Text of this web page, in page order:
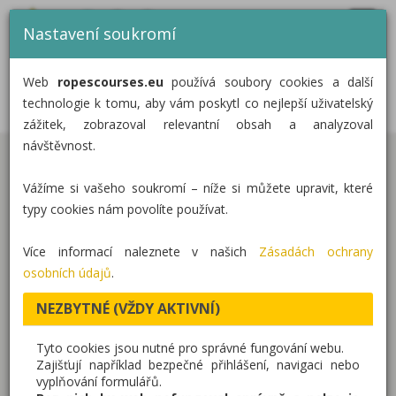
KATEGORIE
KONTAKT
DĚTSKÉ LANOVÉ HŘIŠTĚ
POPOVIČKY
Popovičkách u Prahy. Hřiště se nachází uprostřed
obce v menším parku a je citlivým způsobem
zakomponováno na vzrostlé stromy. Místní děti i
děti z širšího okolí s oblibou využívají nízké lanové
překážky, dřevěný most vedoucí do další části
místního hřiště.
Tato realizace obsahuje naše produkty:
Nastavení soukromí
Web ropescourses.eupoužívá soubory cookies a další
technologie k tomu, aby vám poskytl co nejlepší uživatelský
zážitek, zobrazoval relevantní obsah a analyzoval
návštěvnost.
Vážíme si vašeho soukromí – níže si můžete upravit, které
typy cookies nám povolíte používat.
Více informací naleznete v našich Zásadách ochrany
osobních údajů.
NEZBYTNÉ (VŽDY AKTIVNÍ)
Tyto cookies jsou nutné pro správné fungování webu.
Zajišťují například bezpečné přihlášení, navigaci nebo
vyplňování formulářů.